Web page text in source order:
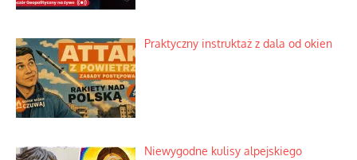
Praktyczny instruktaż z dala od okien
Niewygodne kulisy alpejskiego